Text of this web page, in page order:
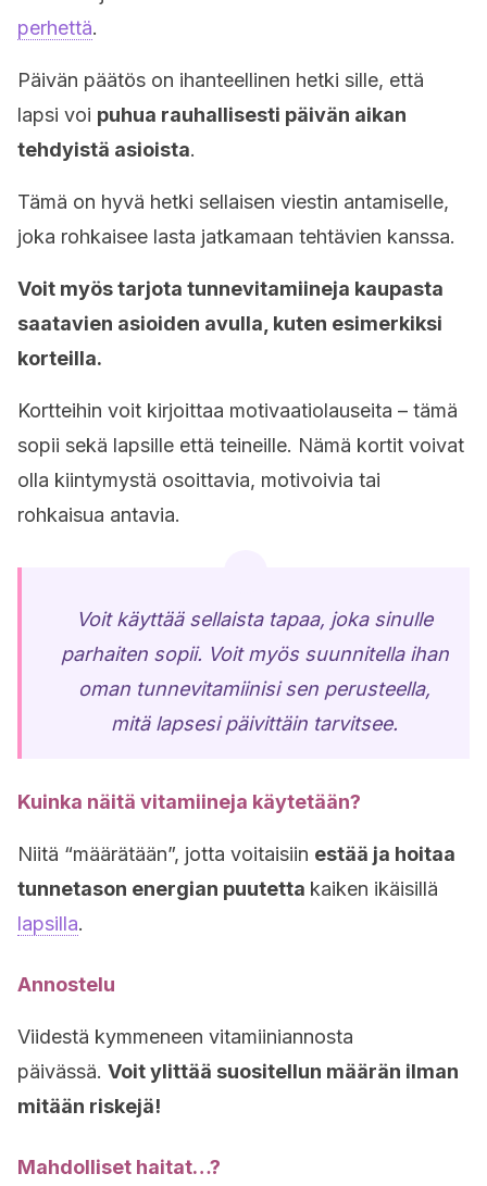
perhettä.
Päivän päätös on ihanteellinen hetki sille, että
lapsi voi puhua rauhallisesti päivän aikan
tehdyistä asioista.
Tämä on hyvä hetki sellaisen viestin antamiselle,
joka rohkaisee lasta jatkamaan tehtävien kanssa.
Voit myös tarjota tunnevitamiineja kaupasta
saatavien asioiden avulla, kuten esimerkiksi
korteilla.
Kortteihin voit kirjoittaa motivaatiolauseita – tämä
sopii sekä lapsille että teineille. Nämä kortit voivat
olla kiintymystä osoittavia, motivoivia tai
rohkaisua antavia.
Voit käyttää sellaista tapaa, joka sinulle
parhaiten sopii. Voit myös suunnitella ihan
oman tunnevitamiinisi sen perusteella,
mitä lapsesi päivittäin tarvitsee.
Kuinka näitä vitamiineja käytetään?
Niitä “määrätään”, jotta voitaisiin estää ja hoitaa
tunnetason energian puutetta kaiken ikäisillä
lapsilla.
Annostelu
Viidestä kymmeneen vitamiiniannosta
päivässä. Voit ylittää suositellun määrän ilman
mitään riskejä!
Mahdolliset haitat…?